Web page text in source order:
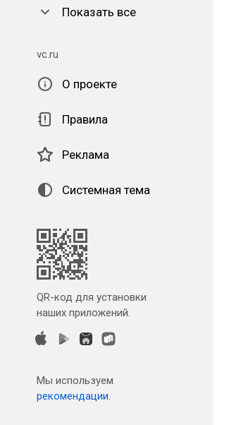
Показать все
vc.ru
О проекте
Правила
Реклама
Системная тема
QR-код для установки
наших приложений.
Мы используем
рекомендации.